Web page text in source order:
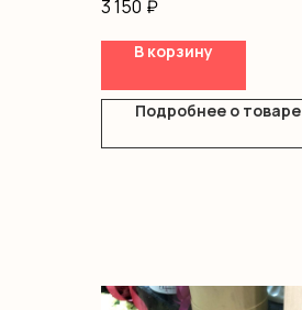
3 150 ₽
В корзину
Подробнее о товаре